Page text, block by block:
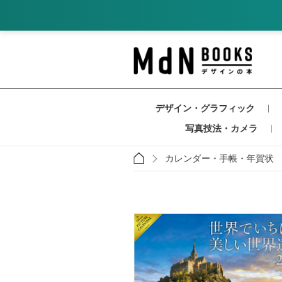
デザイン・グラフィック
写真技法・カメラ
カレンダー・手帳・年賀状